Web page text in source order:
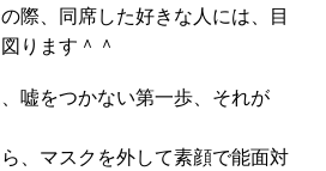
際、同席した好きな人には、目
ります＾＾
嘘をつかない第一歩、それが
、マスクを外して素顔で能面対